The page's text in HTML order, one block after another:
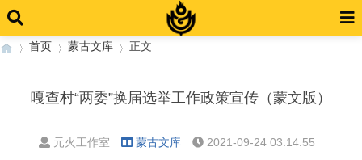
首页 蒙古文库 正文
嘎查村“两委”换届选举工作政策宣传（蒙文版）
元火工作室 蒙古文库 2021-09-24 03:14:55